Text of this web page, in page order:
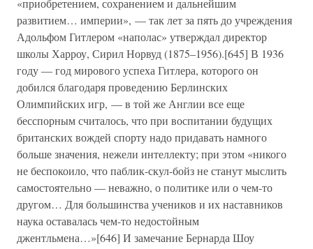
«приобретением, сохранением и дальнейшим
развитием… империи», — так лет за пять до учреждения
Адольфом Гитлером «наполас» утверждал директор
школы Харроу, Сирил Норвуд (1875–1956).[645] В 1936
году — год мирового успеха Гитлера, которого он
добился благодаря проведению Берлинских
Олимпийских игр, — в той же Англии все еще
бесспорным считалось, что при воспитании будущих
британских вождей спорту надо придавать намного
больше значения, нежели интеллекту; при этом «никого
не беспокоило, что паблик-скул-бойз не станут мыслить
самостоятельно — неважно, о политике или о чем-то
другом… Для большинства учеников и их наставников
наука оставалась чем-то недостойным
джентльмена…»[646] И замечание Бернарда Шоу